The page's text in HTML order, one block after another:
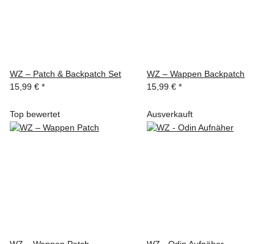
WZ – Patch & Backpatch Set
15,99 € *
WZ – Wappen Backpatch
15,99 € *
Top bewertet Ausverkauft